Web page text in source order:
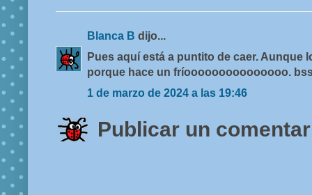
Blanca B dijo...
Pues aquí está a puntito de caer. Aunque
porque hace un fríooooooooooooooo.
1 de marzo de 2024 a las 19:46
Publicar un